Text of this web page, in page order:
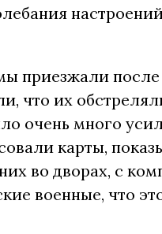
приезжали после
что их
очень много
карты,
во дворах, с
военные, что